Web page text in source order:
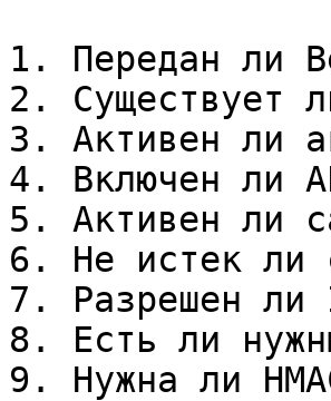
1. Передан ли
2. Существует
3. Активен ли
4. Включен ли
5. Активен ли
6. Не истек ли
7. Разрешен
8. Есть ли
9. Нужна ли